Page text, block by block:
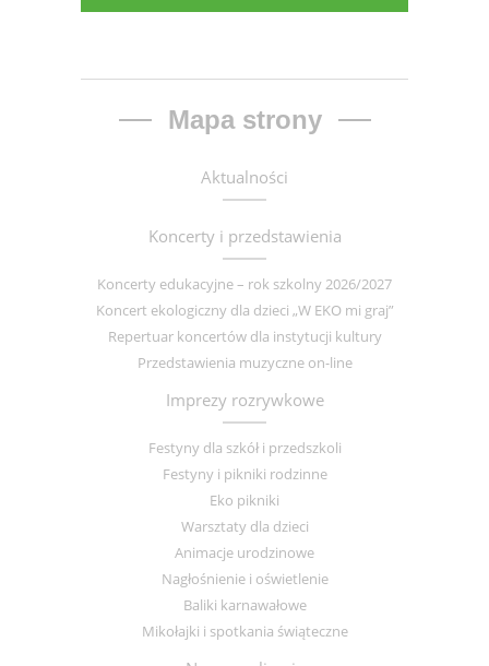
Mapa strony
Aktualności
Koncerty i przedstawienia
Koncerty edukacyjne – rok szkolny 2026/2027
Koncert ekologiczny dla dzieci „W EKO mi graj”
Repertuar koncertów dla instytucji kultury
Przedstawienia muzyczne on-line
Imprezy rozrywkowe
Festyny dla szkół i przedszkoli
Festyny i pikniki rodzinne
Eko pikniki
Warsztaty dla dzieci
Animacje urodzinowe
Nagłośnienie i oświetlenie
Baliki karnawałowe
Mikołajki i spotkania świąteczne